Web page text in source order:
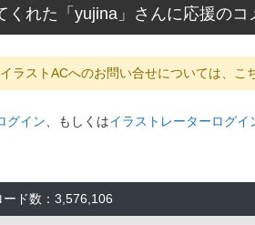
れた「yujina」さんに応援のコ
ラストACへのお問い合せについては、こ
グイン、もしくはイラストレーターログイ
ド数：3,576,106